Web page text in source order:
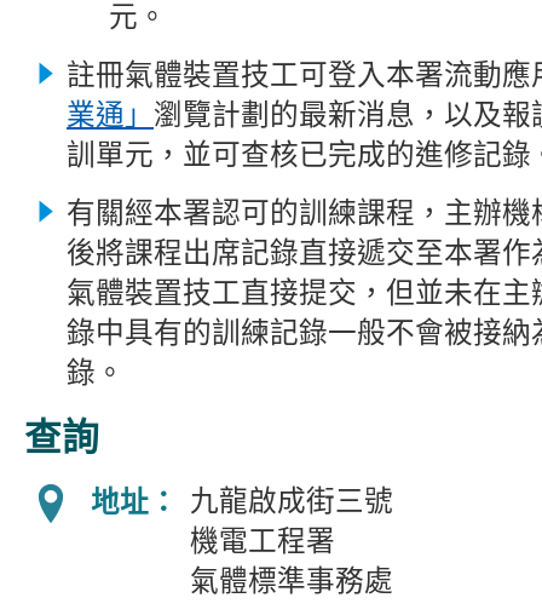
元。
註冊氣體裝置技工可登入本署流動應
業通」 瀏覽計劃的最新消息，以及報
訓單元，並可查核已完成的進修記錄
有關經本署認可的訓練課程，主辦機
後將課程出席記錄直接遞交至本署作
氣體裝置技工直接提交，但並未在主
錄中具有的訓練記錄一般不會被接納
錄。
查詢
地址：
九龍啟成街三號
機電工程署
氣體標準事務處